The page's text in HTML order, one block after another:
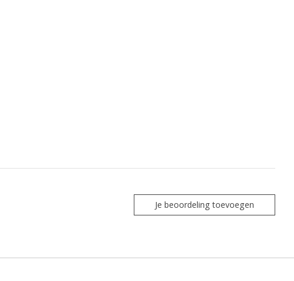
Je beoordeling toevoegen